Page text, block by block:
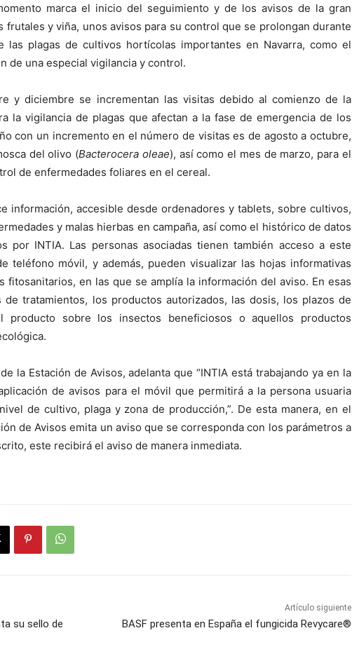
marca el inicio del seguimiento y de los avisos de la gran
frutales y viña, unos avisos para su control que se prolongan durante
las plagas de cultivos hortícolas importantes en Navarra, como el
de una especial vigilancia y control.
y diciembre se incrementan las visitas debido al comienzo de la
la vigilancia de plagas que afectan a la fase de emergencia de los
con un incremento en el número de visitas es de agosto a octubre,
del olivo (Bacterocera oleae), así como el mes de marzo, para el
de enfermedades foliares en el cereal.
información, accesible desde ordenadores y tablets, sobre cultivos,
y malas hierbas en campaña, así como el histórico de datos
por INTIA. Las personas asociadas tienen también acceso a este
teléfono móvil, y además, pueden visualizar las hojas informativas
fitosanitarios, en las que se amplía la información del aviso. En esas
de tratamientos, los productos autorizados, las dosis, los plazos de
producto sobre los insectos beneficiosos o aquellos productos
la Estación de Avisos, adelanta que “INTIA está trabajando ya en la
de avisos para el móvil que permitirá a la persona usuaria
de cultivo, plaga y zona de producción,”. De esta manera, en el
de Avisos emita un aviso que se corresponda con los parámetros a
este recibirá el aviso de manera inmediata.
su sello de
Artículo siguiente
BASF presenta en España el fungicida Revycare®